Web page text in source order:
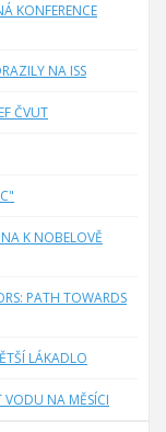
KONFERENCE
NA ISS
ČVUT
K NOBELOVĚ
PATH TOWARDS
LÁKADLO
VODU NA MĚSÍCI